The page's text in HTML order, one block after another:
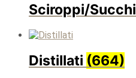
Sciroppi/Succhi
Distillati (664)